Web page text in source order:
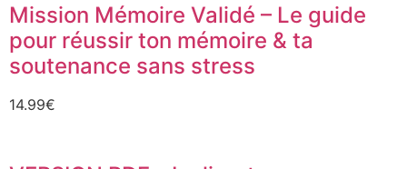
Mission Mémoire Validé – Le guide
pour réussir ton mémoire & ta
soutenance sans stress
14.99€